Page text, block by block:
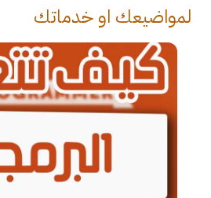
لمواضيعك او خدماتك